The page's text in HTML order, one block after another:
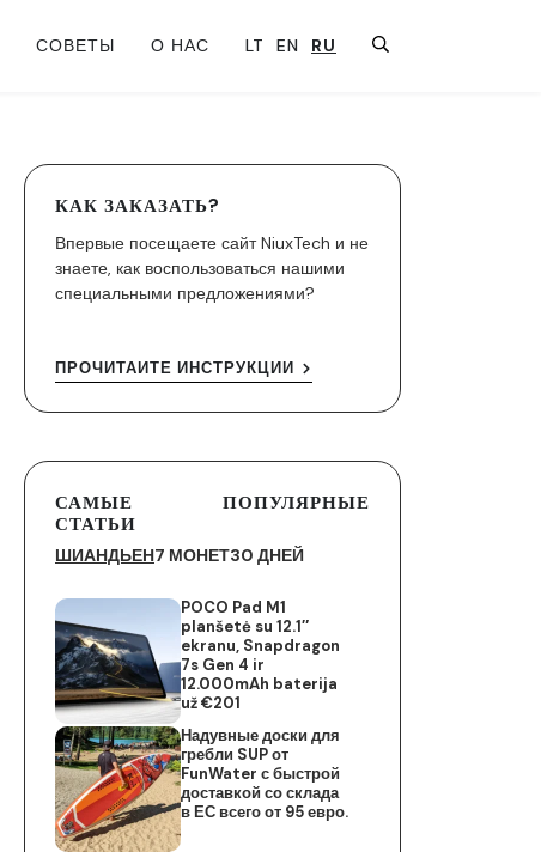
СОВЕТЫ О НАС LT EN RU
КАК ЗАКАЗАТЬ?
Впервые посещаете сайт NiuxTech и не
знаете, как воспользоваться нашими
специальными предложениями?
ПРОЧИТАЙТЕ ИНСТРУКЦИИ
САМЫЕ ПОПУЛЯРНЫЕ
СТАТЬИ
ШИАНДЬЕН7 МОНЕТ30 ДНЕЙ
POCO Pad M1
planšetė su 12.1″
ekranu, Snapdragon
7s Gen 4 ir
12.000mAh baterija
už €201
Надувные доски для
гребли SUP от
FunWater с быстрой
доставкой со склада
в ЕС всего от 95 евро.